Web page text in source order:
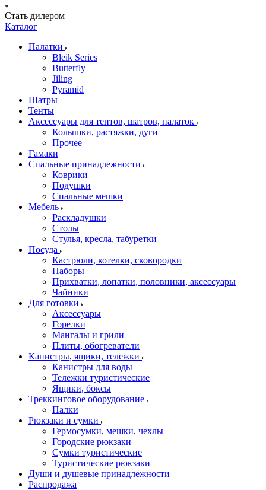
Стать дилером
Каталог
Палатки
Bleik Series
Butterfly
Jiling
Pyramid
Шатры
Тенты
Аксессуары для тентов, шатров, палаток
Колышки, растяжки, дуги
Прочее
Гамаки
Спальные принадлежности
Коврики
Подушки
Спальные мешки
Мебель
Раскладушки
Столы
Стулья, кресла, табуретки
Посуда
Кастрюли, котелки, сковородки
Наборы
Прихватки, лопатки, половники, аксессуары
Чайники
Для готовки
Аксессуары
Горелки
Мангалы и грили
Плиты, обогреватели
Канистры, ящики, тележки
Канистры для воды
Тележки туристические
Ящики, боксы
Треккинговое оборудование
Палки
Рюкзаки и сумки
Гермосумки, мешки, чехлы
Городские рюкзаки
Сумки туристические
Туристические рюкзаки
Души и душевые принадлежности
Распродажа